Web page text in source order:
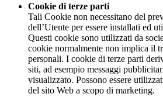
Cookie di terze parti
Tali Cookie non necessitano del
dell’Utente per essere installati ed
Questi cookie sono utilizzati da
cookie normalmente non implica il
personali. I cookie di terze parti
siti, ad esempio messaggi
visualizzato. Possono essere
del sito Web a scopo di marketing.